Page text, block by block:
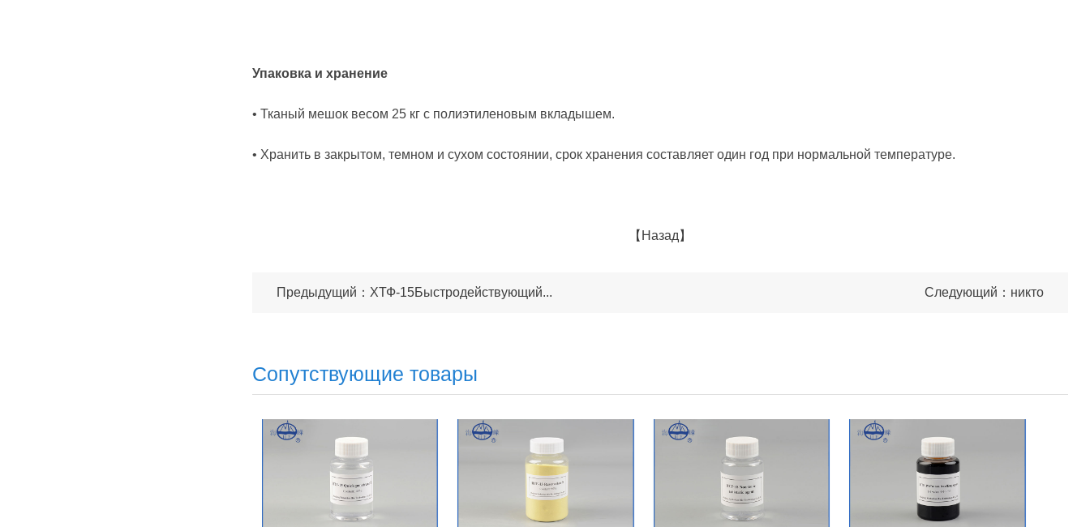
Упаковка и хранение
• Тканый мешок весом 25 кг с полиэтиленовым вкладышем.
• Хранить в закрытом, темном и сухом состоянии, срок хранения составляет один год при нормальной температуре.
【Назад】
Предыдущий：ХТФ-15Быстродействующий... Следующий：никто
Сопутствующие товары